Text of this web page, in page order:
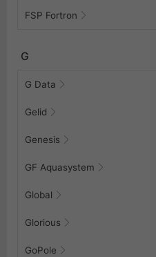
FSP Fortron
G
G Data
Gelid
Genesis
GF Aquasystem
Global
Glorious
GoPole